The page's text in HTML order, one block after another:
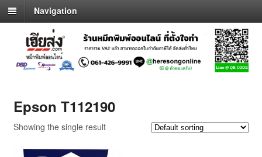
Navigation
Epson T112190
Showing the single result